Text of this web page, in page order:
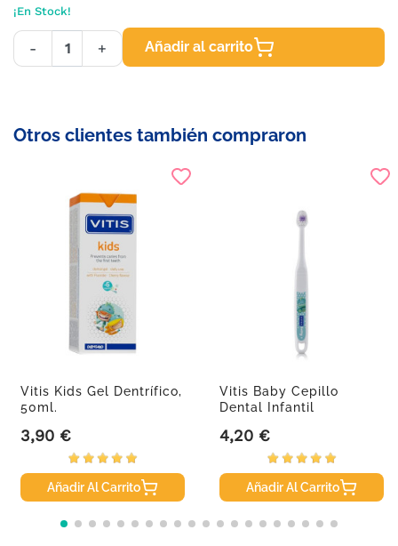
¡En Stock!
- + Añadir al carrito
Otros clientes también compraron
Vitis Kids Gel Dentrífico,
50ml.
Precio
3,90 €
Añadir Al Carrito
Vitis Baby Cepillo
Dental Infantil
Precio
4,20 €
Añadir Al Carrito